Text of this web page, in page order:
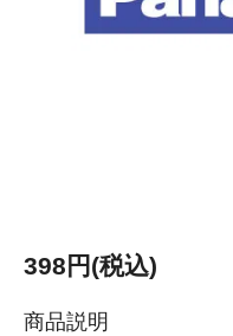
398円(税込)
商品説明